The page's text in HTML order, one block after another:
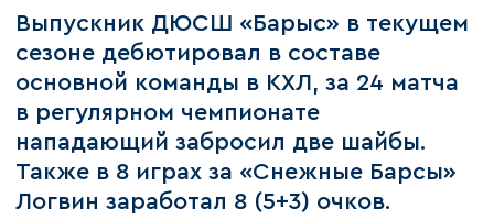
Выпускник ДЮСШ «Барыс» в текущем
сезоне дебютировал в составе
основной команды в КХЛ, за 24 матча
в регулярном чемпионате
нападающий забросил две шайбы.
Также в 8 играх за «Снежные Барсы»
Логвин заработал 8 (5+3) очков.